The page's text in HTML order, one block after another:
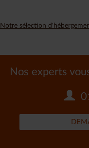
Notre sélection
Nos experts